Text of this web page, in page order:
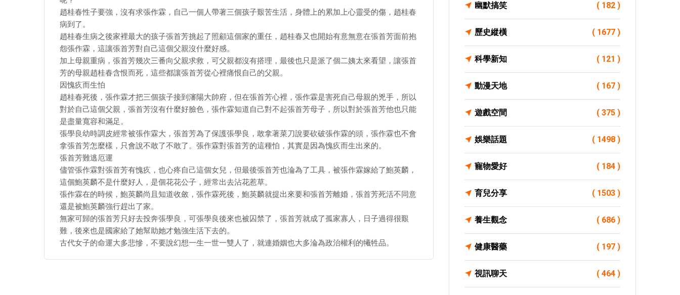
趙桂春性子要強，沒有求張作霖，自己一個人帶著三個孩子艱苦生活，身體上的累加上心靈受的傷，趙桂春
病到了。
趙桂春生病之後家裡最大的孩子張首芳挑起了照顧這個家的重任，趙桂春又也開始有意無意在張首芳面前抱
怨張作霖，這讓張首芳對自己這個父親沒什麼好感。
加上母親重病，張首芳幾次三番向父親求救，可父親都沒有搭理，最後也只是派了個二姨太來看望，讓張首
芳的母親趙桂春含恨而死，這些都讓張首芳從心裡痛恨自己的父親。
因愧疚而生怕
趙桂春死後，張作霖才把三個孩子接到瀋陽大帥府，但在張首芳心裡，張作霖是害死自己母親的兇手，所以
對於自己這個父親，張首芳沒有什麼好臉色，張作霖知道自己對不起張首芳母子，所以對於張首芳他也只能
是盡量寬容和滿足。
張學良幼時調皮經常被張作霖大，張首芳為了保護張學良，敢拿著菜刀說要砍破張作霖的頭，張作霖也不會
拿張首芳怎麼樣，只會說不敢了不敢了。張作霖對張首芳的這種怕，其實是因為愧疚而生出來的。​
張首芳難逃厄運
儘管張作霖對張首芳有愧疚，也心疼自己這個女兒，但最後張首芳也淪為了工具，被張作霖嫁給了鮑英麟，
這個鮑英麟不是什麼好人，是個花花公子，經常出去沾花惹草。
張作霖在的時候，鮑英麟尚且知道收斂，張作霖死後，鮑英麟就提出來要和張首芳離婚，張首芳死活不同意
還是被鮑英麟強行趕出了家。
無家可歸的張首芳只好去投奔張學良，可張學良後來也被囚禁了，張首芳就成了孤家寡人，日子過得很艱
難，後來也是國家給了她幫助她才勉強生活下去的。
古代女子的命運大多悲慘，不要說幻想一生一世一雙人了，就連婚姻也大多淪為政治權利的犧牲品。
幽默搞笑 ( 182 )
歷史縱橫 ( 1677 )
科學新知 ( 121 )
動漫天地 ( 167 )
遊戲空間 ( 375 )
娛樂話題 ( 1498 )
寵物愛好 ( 184 )
育兒分享 ( 1503 )
養生觀念 ( 686 )
健康醫藥 ( 197 )
視訊聊天 ( 464 )